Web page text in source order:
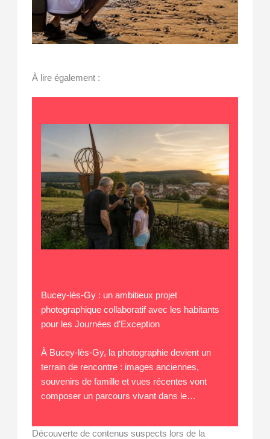
À lire également :
Bucey-lès-Gy : un ambitieux projet
photographique collaboratif avec les habitants
pour les Journées d’Exception
À Bucey-lès-Gy, la photographie devient un
terrain de rencontre : images anciennes,
souvenirs de famille et vues récentes vont
composer un parcours vivant dans le…
Découverte de contenus suspects lors de la